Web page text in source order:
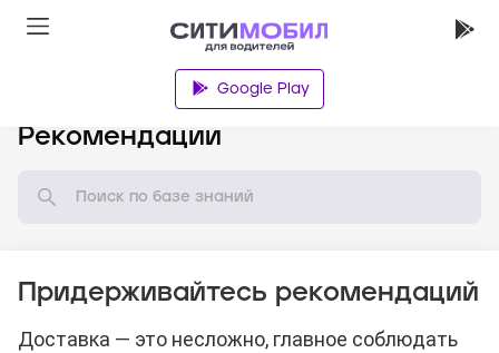
Google Play
Рекомендации
Придерживайтесь рекомендаций
Доставка — это несложно, главное соблюдать